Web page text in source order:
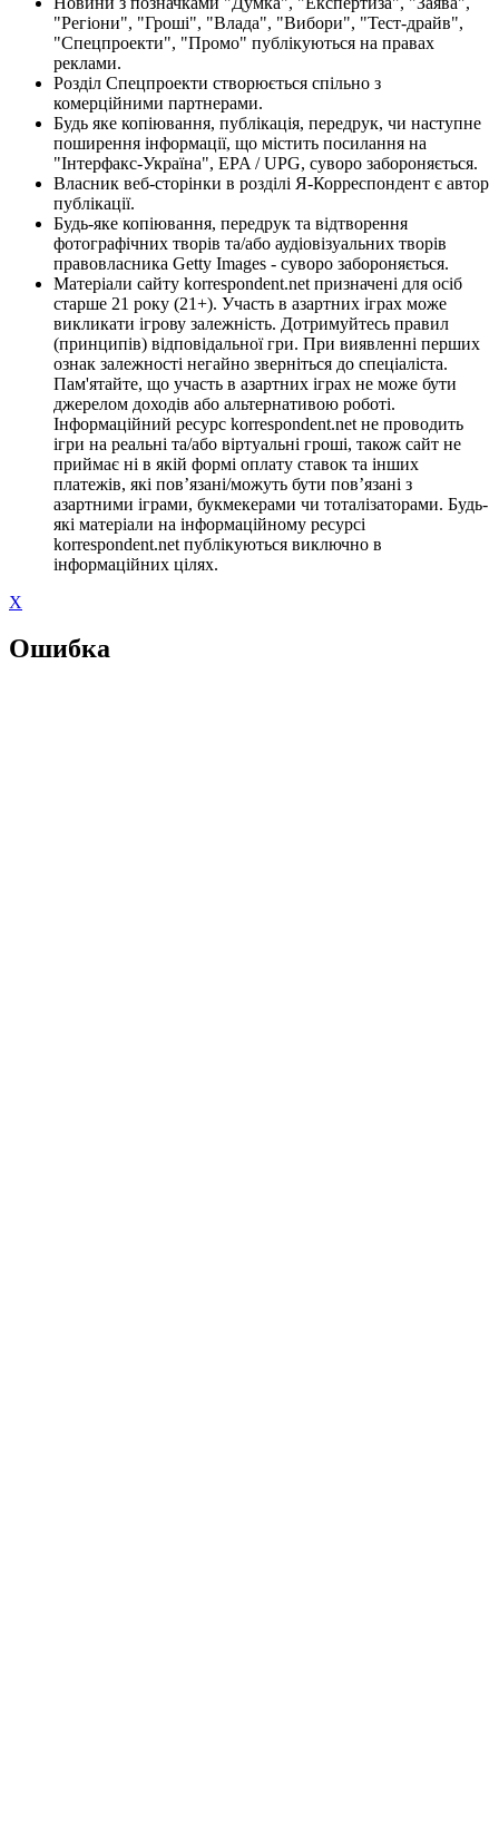
"Регіони", "Гроші", "Влада", "Вибори", "Тест-драйв",
"Спецпроекти", "Промо" публікуються на правах
реклами.
Розділ Спецпроекти створюється спільно з
комерційними партнерами.
Будь яке копіювання, публікація, передрук, чи наступне
поширення інформації, що містить посилання на
"Інтерфакс-Україна", EPA / UPG, суворо забороняється.
Власник веб-сторінки в розділі Я-Корреспондент є автор
публікації.
Будь-яке копіювання, передрук та відтворення
фотографічних творів та/або аудіовізуальних творів
правовласника Getty Images - суворо забороняється.
Матеріали сайту korrespondent.net призначені для осіб
старше 21 року (21+). Участь в азартних іграх може
викликати ігрову залежність. Дотримуйтесь правил
(принципів) відповідальної гри. При виявленні перших
ознак залежності негайно зверніться до спеціаліста.
Пам'ятайте, що участь в азартних іграх не може бути
джерелом доходів або альтернативою роботі.
Інформаційний ресурс korrespondent.net не проводить
ігри на реальні та/або віртуальні гроші, також сайт не
приймає ні в якій формі оплату ставок та інших
платежів, які пов’язані/можуть бути пов’язані з
азартними іграми, букмекерами чи тоталізаторами. Будь-
які матеріали на інформаційному ресурсі
korrespondent.net публікуються виключно в
інформаційних цілях.
X
Ошибка